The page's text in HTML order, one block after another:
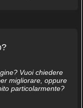
Vuoi chiedere
migliorare, oppure
particolarmente?